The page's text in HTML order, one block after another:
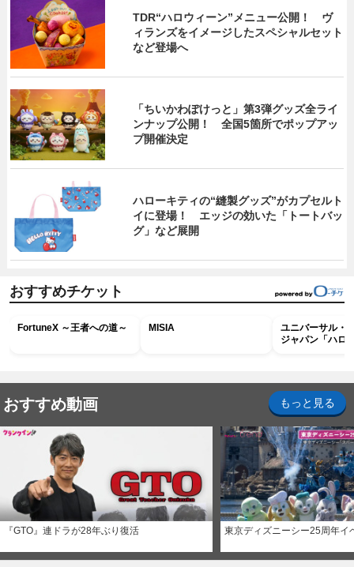
TDR“ハロウィーン”メニュー公開！ ヴ
ィランズをイメージしたスペシャルセット
など登場へ
「ちいかわぽけっと」第3弾グッズ全ライ
ンナップ公開！ 全国5箇所でポップアッ
プ開催決定
ハローキティの“縫製グッズ”がカプセルト
イに登場！ エッジの効いた「トートバッ
グ」など展開
おすすめチケット
FortuneX ～王者への道～ MISIA
ユニバーサル・
ジャパン「ハロ
おすすめ動画 もっと見る
『GTO』連ドラが28年ぶり復活 東京ディズニーシー25周年イ